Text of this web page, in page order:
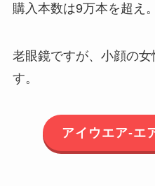
購入本数は9万本を超え。
老眼鏡ですが、小顔の
す。
アイウエア-エ